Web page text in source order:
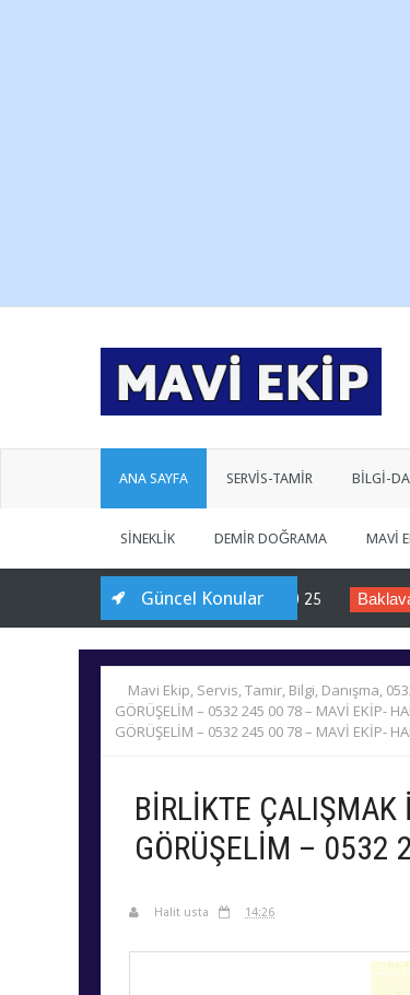
ANA SAYFA SERVİS-TAMİR BİLGİ-
SİNEKLİK DEMİR DOĞRAMA MAVİ
Güncel Konular
Demir Doğrama, 0537 920 40 25 Baklava
Mavi Ekip, Servis, Tamir, Bilgi, Danışma,
GÖRÜŞELİM – 0532 245 00 78 – MAVİ EKİP-
GÖRÜŞELİM – 0532 245 00 78 – MAVİ EKİP-
BİRLİKTE ÇALIŞMAK
GÖRÜŞELİM – 0532
Halit usta 14:26